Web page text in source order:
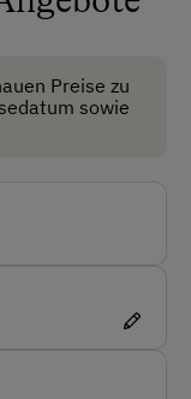
Preise zu
sowie